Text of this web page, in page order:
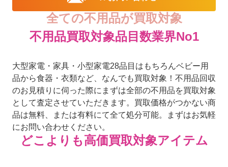
全ての不用品が買取対象
不用品買取対象品目数業界No1
大型家電・家具・小型家電28品目はもちろんベビー用
品から食器・衣類など、なんでも買取対象！不用品回収
のお見積りに伺った際にまずは全部の不用品を買取対象
として査定させていただきます。買取価格がつかない商
品は無料、または有料にて全て処分可能。まずはお気軽
にお問い合わせください。
どこよりも高価買取対象アイテム